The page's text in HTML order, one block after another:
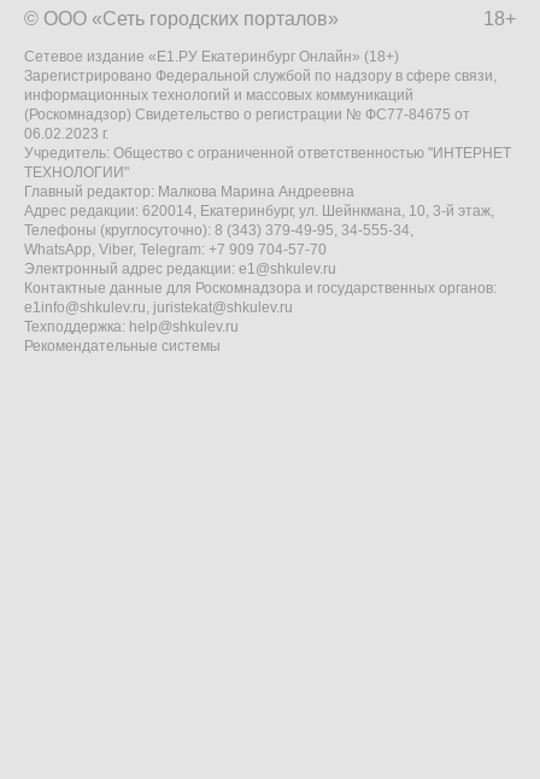
18+
© ООО «Сеть городских порталов»
Сетевое издание «Е1.РУ Екатеринбург Онлайн» (18+)
Зарегистрировано Федеральной службой по надзору в сфере связи,
информационных технологий и массовых коммуникаций
(Роскомнадзор) Свидетельство о регистрации № ФС77-84675 от
06.02.2023 г.
Учредитель: Общество с ограниченной ответственностью "ИНТЕРНЕТ
ТЕХНОЛОГИИ"
Главный редактор: Малкова Марина Андреевна
Адрес редакции: 620014, Екатеринбург, ул. Шейнкмана, 10, 3-й этаж,
Телефоны (круглосуточно): 8 (343) 379-49-95, 34-555-34,
WhatsApp, Viber, Telegram: +7 909 704-57-70
Электронный адрес редакции: e1@shkulev.ru
Контактные данные для Роскомнадзора и государственных органов:
e1info@shkulev.ru, juristekat@shkulev.ru
Техподдержка: help@shkulev.ru
Рекомендательные системы